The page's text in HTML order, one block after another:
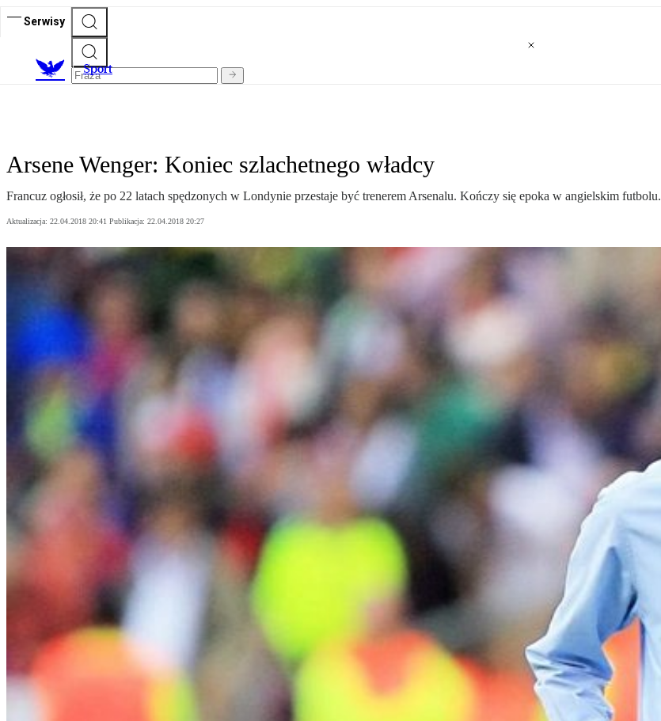
Serwisy
Sport
Arsene Wenger: Koniec szlachetnego władcy
Francuz ogłosił, że po 22 latach spędzonych w Londynie przestaje być trenerem Arsenalu. Kończy się epoka w angielskim futbolu.
Aktualizacja: 22.04.2018 20:41 Publikacja: 22.04.2018 20:27